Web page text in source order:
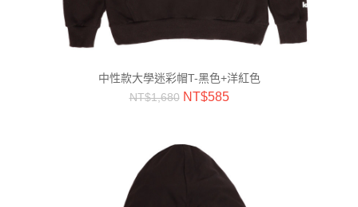
中性款大學迷彩帽T-黑色+洋紅色
NT$1,680 NT$585